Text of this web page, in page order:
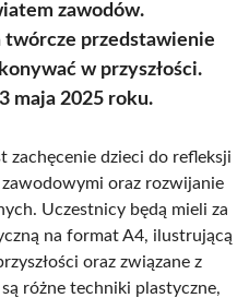
zawodów.
twórcze przedstawienie
w przyszłości.
maja 2025 roku.
zachęcenie dzieci do refleksji
oraz rozwijanie
Uczestnicy będą mieli za
na format A4, ilustrującą
oraz związane z
różne techniki plastyczne,